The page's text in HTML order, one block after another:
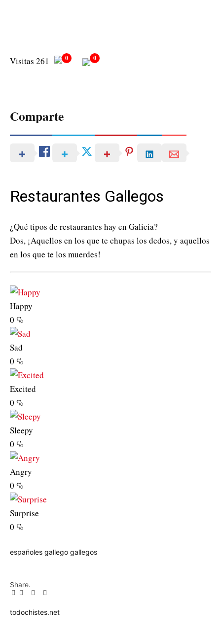
Visitas 261 0 0
Comparte
Restaurantes Gallegos
¿Qué tipos de restaurantes hay en Galicia?
Dos, ¡Aquellos en los que te chupas los dedos, y aquellos
en los que te los muerdes!
Happy
0 %
Sad
0 %
Excited
0 %
Sleepy
0 %
Angry
0 %
Surprise
0 %
españoles gallego gallegos
Share.
Facebook
TwitterPinterest
LinkedIn
Tumblr
Email
todochistes.net